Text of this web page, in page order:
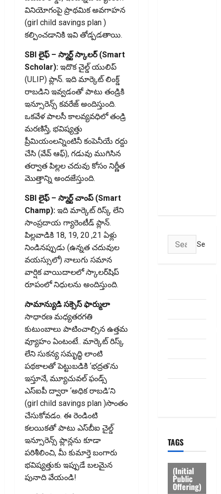
వినియోగంపై ప్రాథమిక అవగాహన
(girl child savings plan )
కల్పించడానికి ఇవి తోడ్పడతాయి.
SBI లైఫ్ – స్మార్ట్ స్కాలర్ (Smart
Scholar): ఇదొక చైల్డ్ యులిప్
(ULIP) ప్లాన్. ఇది మార్కెట్ లింక్డ్
రాబడిని ఇవ్వడంతో పాటు తండ్రికి
ఇన్సూరెన్స్ కవరేజ్ అందిస్తుంది.
ఒకవేళ పాలసీ కాలవ్యవధిలో తండ్రి
మరణిస్తే, భవిష్యత్తు
ప్రీమియంలన్నింటినీ కంపెనీయే రద్దు
చేసి (వేవ్ ఆఫ్), గడువు ముగిసిన
తర్వాత పిల్లల చదువు కోసం నిర్ణీత
మొత్తాన్ని అందజేస్తుంది.
SBI లైఫ్ – స్మార్ట్ చాంప్ (Smart
Champ): ఇది మార్కెట్ రిస్క్ లేని
సాంప్రదాయ గ్యారెంటీడ్ ప్లాన్.
పిల్లవాడికి 18, 19, 20 ,21 ఏళ్లు
నిండినప్పుడు (ఉన్నత చదువుల
వయస్సులో) నాలుగు సమాన
వార్షిక వాయిదాలలో స్కాలర్‌షిప్
రూపంలో నిధులను అందిస్తుంది.
సామాన్యుడి సక్సెస్ ఫార్ములా
సాధారణ మధ్యతరగతి
కుటుంబాలు పాటించాల్సిన ఉత్తమ
వ్యూహం ఏంటంటే.. మార్కెట్ రిస్క్
లేని సుకన్య సమృద్ధి లాంటి
పథకాలతో పెట్టుబడికి ‘భద్రత’ను
ఇస్తూనే, మ్యూచువల్ ఫండ్స్
ఎస్‌ఐపీ ద్వారా ‘అధిక రాబడి’ని
(girl child savings plan )సొంతం
చేసుకోవడం. ఈ రెండింటి
కలయికతో పాటు ఎస్‌బీఐ చైల్డ్
ఇన్సూరెన్స్ ప్లాన్లను కూడా
పరిశీలించి, మీ కుమార్తె బంగారు
భవిష్యత్తుకు ఇప్పుడే బలమైన
పునాది వేయండి!
Search
for:
TAGS
(Initial
Public
Offering)